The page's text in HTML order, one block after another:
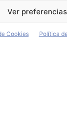
Ver preferencias
Cookies Política
en redes